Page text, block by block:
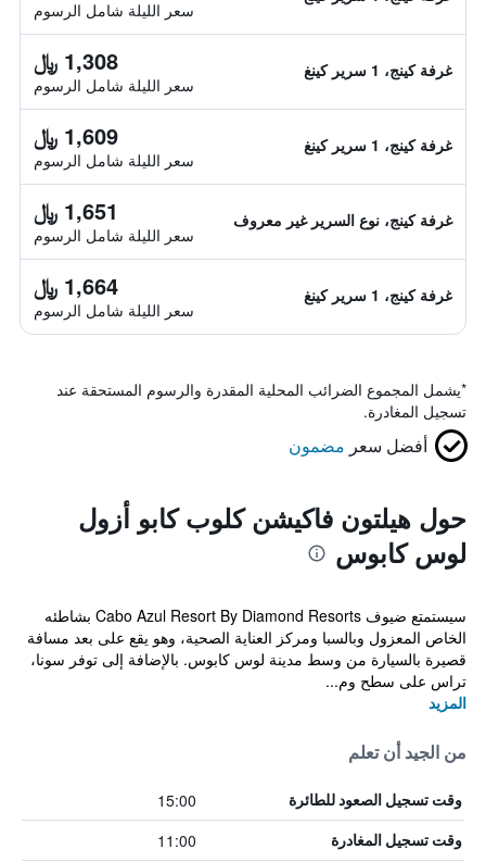
سعر الليلة شامل الرسوم
غرفة كينج، 1 سرير كينغ 1,308 ﷼
سعر الليلة شامل الرسوم
غرفة كينج، 1 سرير كينغ 1,609 ﷼
سعر الليلة شامل الرسوم
غرفة كينج، نوع السرير غير معروف 1,651 ﷼
سعر الليلة شامل الرسوم
غرفة كينج، 1 سرير كينغ 1,664 ﷼
سعر الليلة شامل الرسوم
*يشمل المجموع الضرائب المحلية المقدرة والرسوم المستحقة عند
تسجيل المغادرة.
أفضل سعر مضمون
حول هيلتون فاكيشن كلوب كابو أزول
لوس كابوس
سيستمتع ضيوف Cabo Azul Resort By Diamond Resorts بشاطئه
الخاص المعزول وبالسبا ومركز العناية الصحية، وهو يقع على بعد مسافة
قصيرة بالسيارة من وسط مدينة لوس كابوس. بالإضافة إلى توفر سونا،
تراس على سطح وم...
المزيد
من الجيد أن تعلم
وقت تسجيل الصعود للطائرة 15:00
وقت تسجيل المغادرة 11:00